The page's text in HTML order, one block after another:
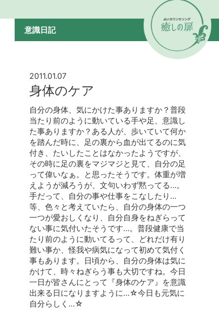
意識日記
2011.01.07
身体のケア
自分の身体、気にかけた事ありますか？普段
当たり前のように動いている手や足、意識し
た事ありますか？ある人が、歩いていて何か
を踏んだ時に、足の裏から血が出てるのに気
付き、たいしたことはなかったようですが、
その時に足の裏をマジマジと見て、自分の足
って偉いなぁ。と思ったそうです。体重が増
えようが減ろうが、文句いわず黙ってる…。
手だって、自分の事や仕事をこなしたり…
等、色々と考えていたら、自分の身体の一つ
一つが愛おしくなり、自分自身をねぎらって
ない事に気付いたそうです…。普段健康で当
たり前のように動いてるって、どれだけ有り
難い事か、怪我や病気になって初めて気付く
事もあります。日頃から、自分の身体は気に
かけて、時々ねぎらう事も大切ですね。今日
一日が皆さんにとって『身体のケア』を意識
出来る日になりますように…☆今日も元気に
自分らしく…☆